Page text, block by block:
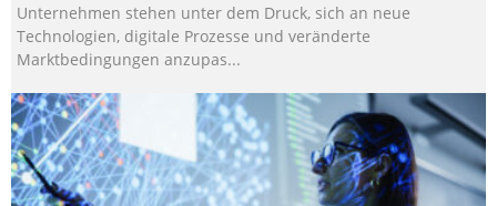
Unternehmen stehen unter dem Druck, sich an neue
Technologien, digitale Prozesse und veränderte
Marktbedingungen anzupas...